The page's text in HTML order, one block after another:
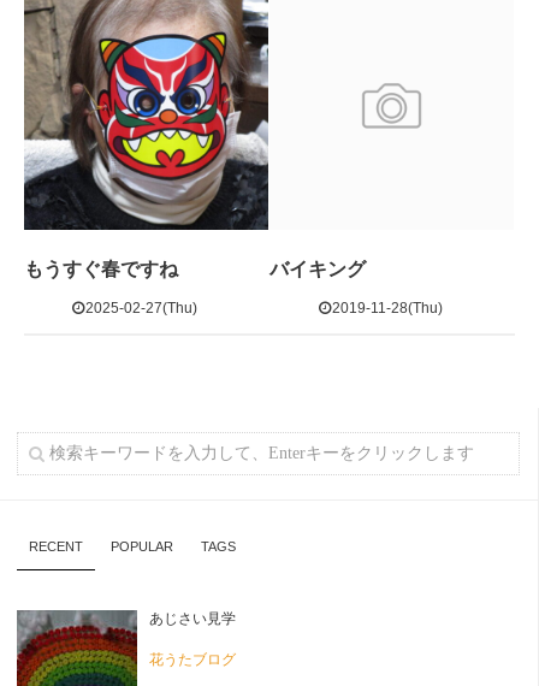
もうすぐ春ですね
2025-02-27(Thu)
バイキング
2019-11-28(Thu)
RECENT POPULAR TAGS
あじさい見学
花うたブログ